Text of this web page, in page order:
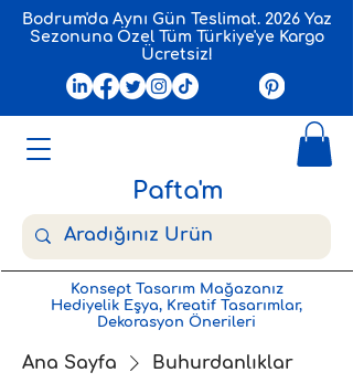
Pafta'm
Bodrum'da Aynı Gün Teslimat. 2026 Yaz
Sezonuna Özel Tüm Türkiye'ye Kargo
Ücretsiz!
Konsept Tasarım Mağazanız
Hediyelik Eşya, Kreatif Tasarımlar,
Dekorasyon Önerileri
Ana Sayfa Buhurdanlıklar